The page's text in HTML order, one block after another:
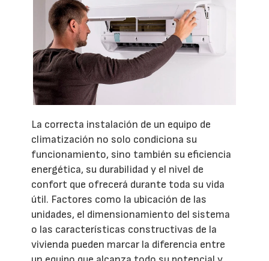
La correcta instalación de un equipo de
climatización no solo condiciona su
funcionamiento, sino también su eficiencia
energética, su durabilidad y el nivel de
confort que ofrecerá durante toda su vida
útil. Factores como la ubicación de las
unidades, el dimensionamiento del sistema
o las características constructivas de la
vivienda pueden marcar la diferencia entre